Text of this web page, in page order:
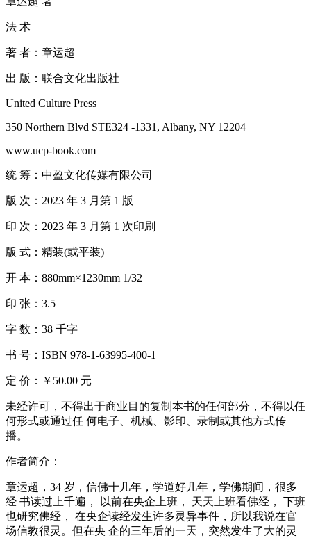
法 术
著 者：章运超
出 版：联合文化出版社
United Culture Press
350 Northern Blvd STE324 -1331, Albany, NY 12204
www.ucp-book.com
统 筹：中盈文化传媒有限公司
版 次：2023 年 3 月第 1 版
印 次：2023 年 3 月第 1 次印刷
版 式：精装(或平装)
开 本：880mm×1230mm 1/32
印 张：3.5
字 数：38 千字
书 号：ISBN 978-1-63995-400-1
定 价：￥50.00 元
未经许可，不得出于商业目的复制本书的任何部分，不得以任
何形式或通过任 何电子、机械、影印、录制或其他方式传
播。
作者简介：
章运超，34 岁，信佛十几年，学道好几年，学佛期间，很多
经 书读过上千遍， 以前在央企上班， 天天上班看佛经， 下班
也研究佛经， 在央企读经发生许多灵异事件，所以我说在官
场信教很灵。但在央 企的三年后的一天，突然发生了大的灵